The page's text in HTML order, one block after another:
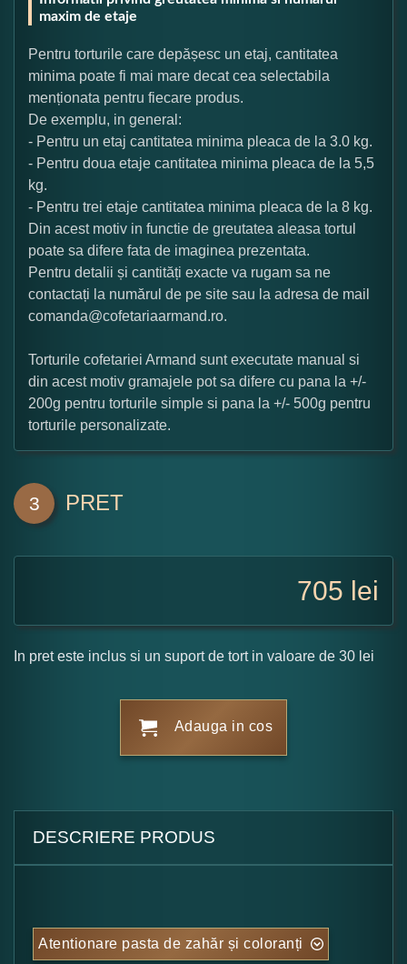
maxim de etaje
Pentru torturile care depășesc un etaj, cantitatea
minima poate fi mai mare decat cea selectabila
menționata pentru fiecare produs.
De exemplu, in general:
- Pentru un etaj cantitatea minima pleaca de la 3.0 kg.
- Pentru doua etaje cantitatea minima pleaca de la 5,5
kg.
- Pentru trei etaje cantitatea minima pleaca de la 8 kg.
Din acest motiv in functie de greutatea aleasa tortul
poate sa difere fata de imaginea prezentata.
Pentru detalii și cantități exacte va rugam sa ne
contactați la numărul de pe site sau la adresa de mail
comanda@cofetariaarmand.ro.
Torturile cofetariei Armand sunt executate manual si
din acest motiv gramajele pot sa difere cu pana la +/-
200g pentru torturile simple si pana la +/- 500g pentru
torturile personalizate.
3 PRET
705 lei
In pret este inclus si un suport de tort in valoare de 30 lei
Adauga in cos
DESCRIERE PRODUS
Atentionare pasta de zahăr și coloranți